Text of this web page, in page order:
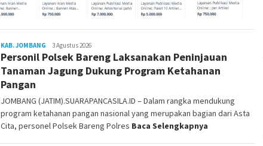
KAB. JOMBANG Siyanto
3 Agustus 2026
Personil Polsek Bareng Laksanakan Peninjauan
Tanaman Jagung Dukung Program Ketahanan
Pangan
JOMBANG (JATIM).SUARAPANCASILA.ID – Dalam rangka mendukung
program ketahanan pangan nasional yang merupakan bagian dari Asta
Cita, personel Polsek Bareng Polres Baca Selengkapnya